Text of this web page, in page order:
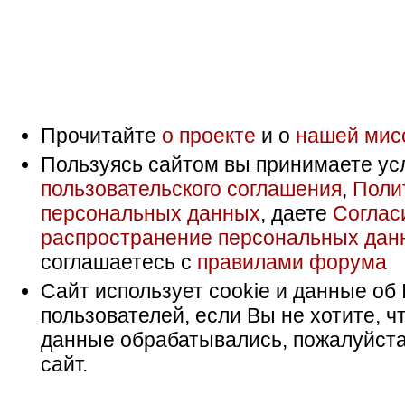
Прочитайте о проекте и о нашей
Пользуясь сайтом вы принимаете
пользовательского соглашения,
персональных данных, даете
распространение персональных
соглашаетесь с правилами форума
Сайт использует cookie и данные об
пользователей, если Вы не хотите,
данные обрабатывались,
сайт.